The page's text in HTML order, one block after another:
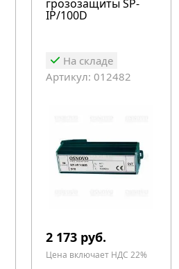
грозозащиты SP-
IP/100D
На складе
Артикул: 012482
2 173 руб.
Цена включает НДС 22%